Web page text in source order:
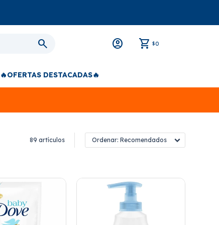
$0
🔥OFERTAS DESTACADAS🔥
89 artículos Recomendados